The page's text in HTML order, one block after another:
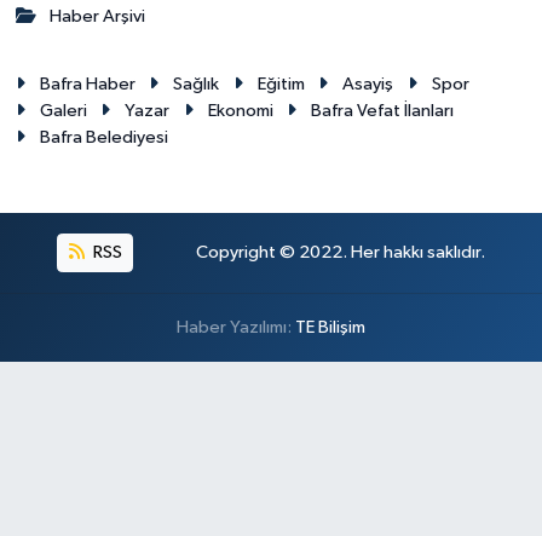
Haber Arşivi
Bafra Haber Sağlık Eğitim Asayiş
Spor
Galeri
Yazar Ekonomi
Bafra Vefat İlanları
Bafra Belediyesi
RSS Copyright © 2022. Her hakkı saklıdır.
Haber Yazılımı: TE Bilişim